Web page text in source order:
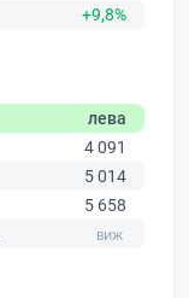
+9,8%
лева
4 091
5 014
5 658